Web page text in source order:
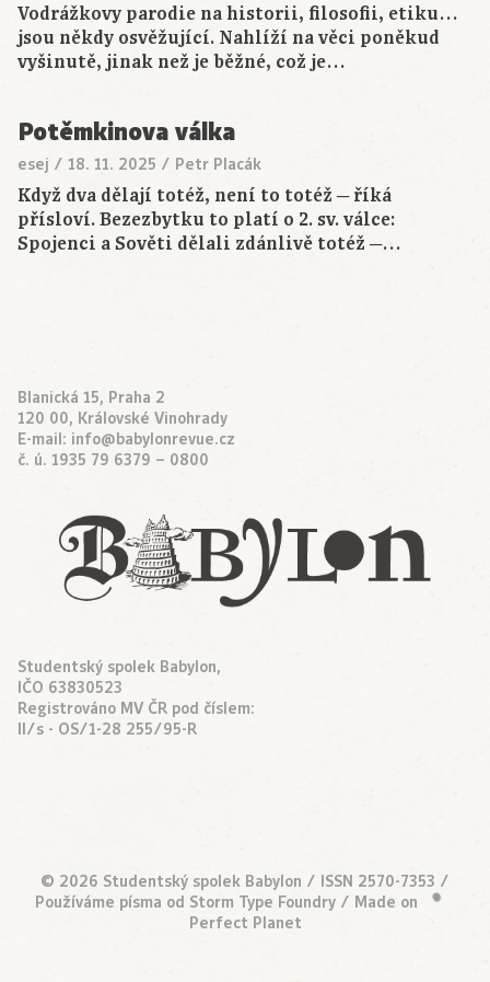
Vodrážkovy parodie na historii, filosofii, etiku…
jsou někdy osvěžující. Nahlíží na věci poněkud
vyšinutě, jinak než je běžné, což je…
Potěmkinova válka
esej / 18. 11. 2025 / Petr Placák
Když dva dělají totéž, není to totéž ─ říká
přísloví. Bezezbytku to platí o 2. sv. válce:
Spojenci a Sověti dělali zdánlivě totéž ─…
Blanická 15, Praha 2
120 00, Královské Vinohrady
E-mail: info@babylonrevue.cz
č. ú. 1935 79 6379 – 0800
Studentský spolek Babylon,
IČO 63830523
Registrováno MV ČR pod číslem:
II/s - OS/1-28 255/95-R
© 2026 Studentský spolek Babylon / ISSN 2570-7353 /
Používáme písma od Storm Type Foundry / Made on •
Perfect Planet